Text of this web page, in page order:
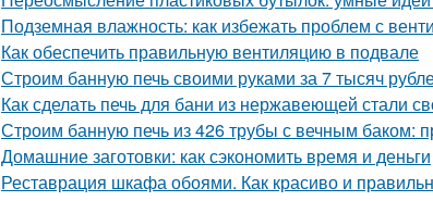
Подземная влажность: как избежать проблем с
Как обеспечить правильную вентиляцию в подвале
Строим банную печь своими руками за 7 тысяч
Как сделать печь для бани из нержавеющей стали
Строим банную печь из 426 трубы с вечным баком:
Домашние заготовки: как сэкономить время и деньги
Реставрация шкафа обоями. Как красиво и